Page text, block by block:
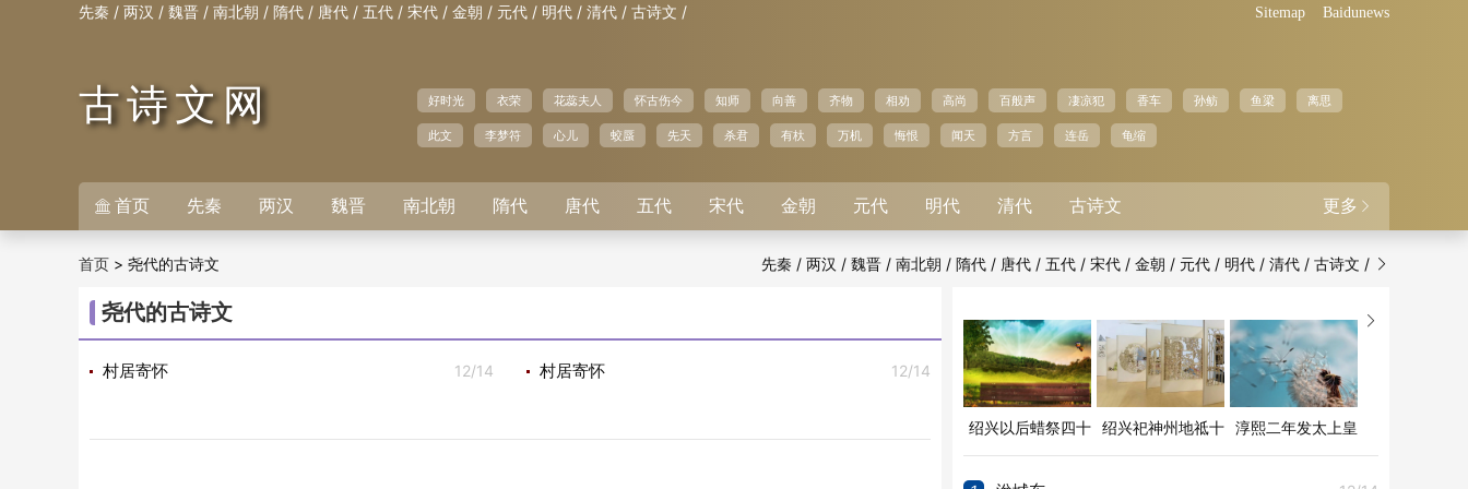
先秦 / 两汉 / 魏晋 / 南北朝 / 隋代 / 唐代 / 五代 / 宋代 / 金朝 / 元代 / 明代 / 清代 / 古诗文 / Sitemap Baidunews
古诗文网 好时光 衣荣 花蕊夫人 怀古伤今 知师 向善 齐物 相劝 高尚 百般声 凄凉犯 香车 孙鲂 鱼梁 离思
此文 李梦符 心儿 蛟蜃 先天 杀君 有杕 万机 悔恨 闻天 方言 连岳 龟缩
更多 
 首页 先秦 两汉 魏晋 南北朝 隋代 唐代 五代 宋代 金朝 元代 明代 清代 古诗文
先秦 / 两汉 / 魏晋 / 南北朝 / 隋代 / 唐代 / 五代 / 宋代 / 金朝 / 元代 / 明代 / 清代 / 古诗文 / 
首页 > 尧代的古诗文
尧代的古诗文
12/14
村居寄怀 12/14
村居寄怀

绍兴以后蜡祭四十
二首
绍兴祀神州地祗十
六首
淳熙二年发太上皇
帝太上皇后册宝十